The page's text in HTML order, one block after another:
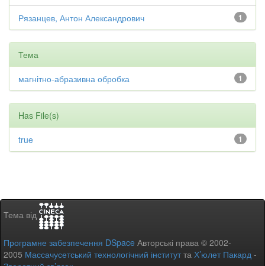
1
Рязанцев, Антон Александрович
Тема
1
магнітно-абразивна обробка
Has File(s)
1
true
Тема від
Програмне забезпечення DSpace Авторські права © 2002-
2005 Массачусетський технологічний інститутта Х’юлет Пакард -